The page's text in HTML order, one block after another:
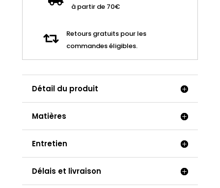
à partir de 70€

Retours gratuits pour les
commandes éligibles.
Détail du produit
Matières
Entretien
Délais et livraison